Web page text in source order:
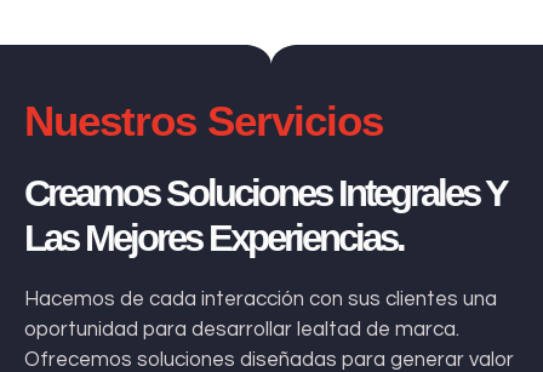
Nuestros Servicios
Creamos Soluciones Integrales Y
Las Mejores Experiencias.
Hacemos de cada interacción con sus clientes una
oportunidad para desarrollar lealtad de marca.
Ofrecemos soluciones diseñadas para generar valor